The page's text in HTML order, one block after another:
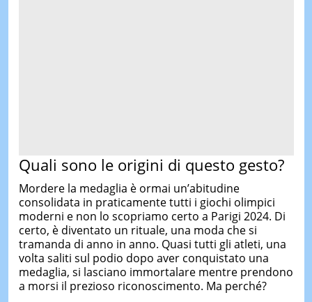
Quali sono le origini di questo gesto?
Mordere la medaglia è ormai un’abitudine
consolidata in praticamente tutti i giochi olimpici
moderni e non lo scopriamo certo a Parigi 2024. Di
certo, è diventato un rituale, una moda che si
tramanda di anno in anno. Quasi tutti gli atleti, una
volta saliti sul podio dopo aver conquistato una
medaglia, si lasciano immortalare mentre prendono
a morsi il prezioso riconoscimento. Ma perché?